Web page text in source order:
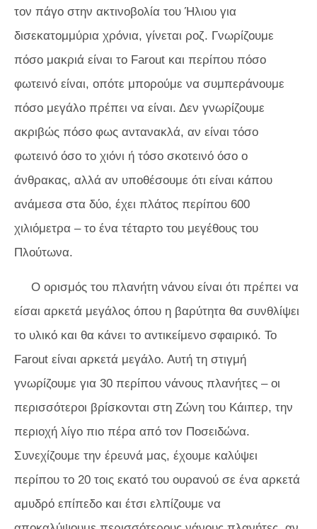
τον πάγο στην ακτινοβολία του Ήλιου για
δισεκατομμύρια χρόνια, γίνεται ροζ. Γνωρίζουμε
πόσο μακριά είναι το Farout και περίπου πόσο
φωτεινό είναι, οπότε μπορούμε να συμπεράνουμε
πόσο μεγάλο πρέπει να είναι. Δεν γνωρίζουμε
ακριβώς πόσο φως αντανακλά, αν είναι τόσο
φωτεινό όσο το χιόνι ή τόσο σκοτεινό όσο ο
άνθρακας, αλλά αν υποθέσουμε ότι είναι κάπου
ανάμεσα στα δύο, έχει πλάτος περίπου 600
χιλιόμετρα – το ένα τέταρτο του μεγέθους του
Πλούτωνα.
Ο ορισμός του πλανήτη νάνου είναι ότι πρέπει να
είσαι αρκετά μεγάλος όπου η βαρύτητα θα συνθλίψει
το υλικό και θα κάνει το αντικείμενο σφαιρικό. Το
Farout είναι αρκετά μεγάλο. Αυτή τη στιγμή
γνωρίζουμε για 30 περίπου νάνους πλανήτες – οι
περισσότεροι βρίσκονται στη Ζώνη του Κάιπερ, την
περιοχή λίγο πιο πέρα ​​από τον Ποσειδώνα.
Συνεχίζουμε την έρευνά μας, έχουμε καλύψει
περίπου το 20 τοις εκατό του ουρανού σε ένα αρκετά
αμυδρό επίπεδο και έτσι ελπίζουμε να